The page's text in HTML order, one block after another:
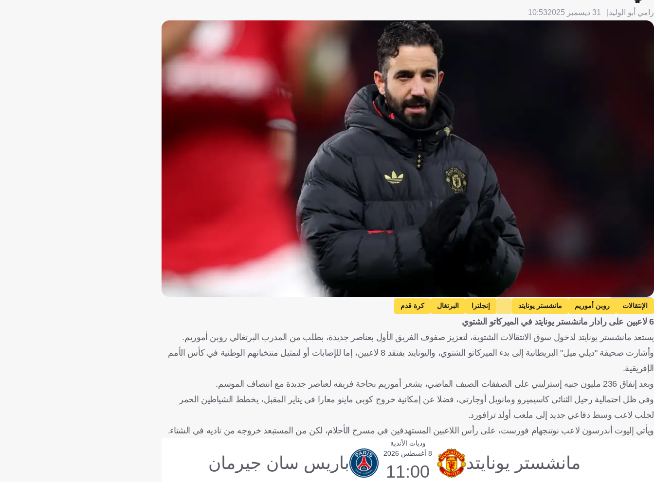
رامي أبو الوليد 31 ديسمبر 2025 10:53
Getty Images
الإنتقالات روبن أموريم مانشستر يونايتد إنجلترا البرتغال كرة قدم
6 لاعبين على رادار مانشستر يونايتد في الميركاتو الشتوي
يستعد مانشستر يونايتد لدخول سوق الانتقالات الشتوية، لتعزيز صفوف الفريق الأول بعناصر جديدة، بطلب من المدرب البرتغالي روبن أموريم.
وأشارت صحيفة "ديلي ميل" البريطانية إلى بدء الميركاتو الشتوي، واليونايتد يفتقد 8 لاعبين، إما للإصابات أو لتمثيل منتخباتهم الوطنية في كأس الأمم
الإفريقية.
وبعد إنفاق 236 مليون جنيه إسترليني على الصفقات الصيف الماضي، يشعر أموريم بحاجة فريقه لعناصر جديدة مع انتصاف الموسم.
وفي ظل احتمالية رحيل الثنائي كاسيميرو ومانويل أوجارتي، فضلا عن إمكانية خروج كوبي ماينو معارا في يناير المقبل، يخطط الشياطين الحمر
لجلب لاعب وسط دفاعي جديد إلى ملعب أولد ترافورد.
ويأتي إليوت أندرسون لاعب نوتنجهام فورست، على رأس اللاعبين المستهدفين في مسرح الأحلام، لكن من المستبعد خروجه من ناديه في الشتاء.
وديات الأندية
مانشستر يونايتد 8 أغسطس 2026
11:00 باريس سان جيرمان